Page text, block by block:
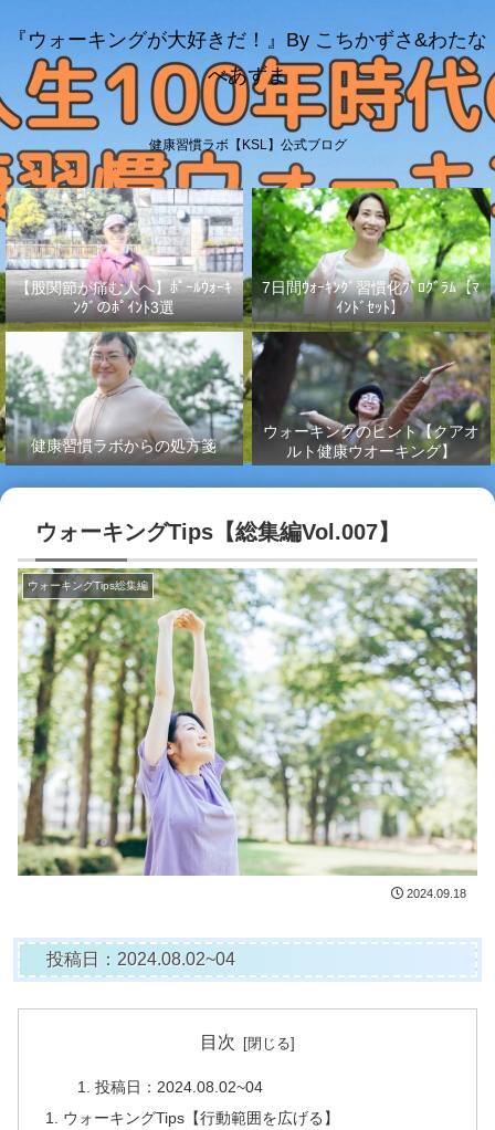
『ウォーキングが大好きだ！』By こちかずさ&わたな
べあずま
健康習慣ラボ【KSL】公式ブログ
【股関節が痛む人へ】ﾎﾟｰﾙｳｫｰｷ
ﾝｸﾞのﾎﾟｲﾝﾄ3選
7日間ｳｫｰｷﾝｸﾞ習慣化ﾌﾟﾛｸﾞﾗﾑ【ﾏ
ｲﾝﾄﾞｾｯﾄ】
健康習慣ラボからの処方箋
ウォーキングのヒント【クアオ
ルト健康ウオーキング】
No.003
ウォーキングTips【総集編Vol.007】
ウォーキングTips総集編
2024.09.18
投稿日：2024.08.02~04
目次
投稿日：2024.08.02~04
ウォーキングTips【行動範囲を広げる】